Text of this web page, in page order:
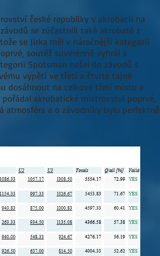
české republiky v akrobacii na
závodů se zúčastnili také akrobaté z
se Jirka měl v náročnější kategorii
soutěž suverénně vyhrál a
Spotsman nešel do závodů s
vypětí ve třetí a čtvrté tajné
dosáhnout na celkové třetí místo a
akrobatické mistrovství poprvé,
atmosféra a o závodníky bylo perfektně